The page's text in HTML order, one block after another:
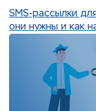
SMS-рассылки
они нужны и как